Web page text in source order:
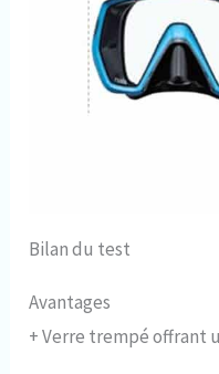
Bilan du test
Avantages
+Verre trempé offrant